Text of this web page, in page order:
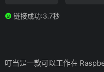
链接成功:3.7秒
叮当是一款可以工作在